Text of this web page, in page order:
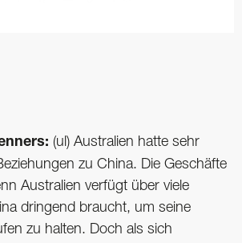
(ul) Australien hatte sehr
zu China. Die Geschäfte
Australien verfügt über viele
dringend braucht, um seine
zu halten. Doch als sich